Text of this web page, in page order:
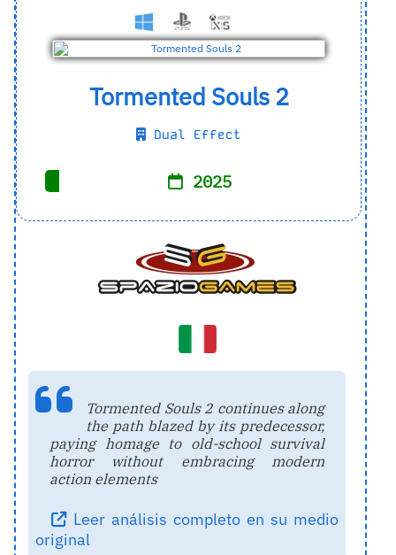
Tormented Souls 2
Dual Effect
2025
Tormented Souls 2 continues along
the path blazed by its predecessor,
paying homage to old-school survival
horror without embracing modern
action elements
Leer análisis completo en su medio
original